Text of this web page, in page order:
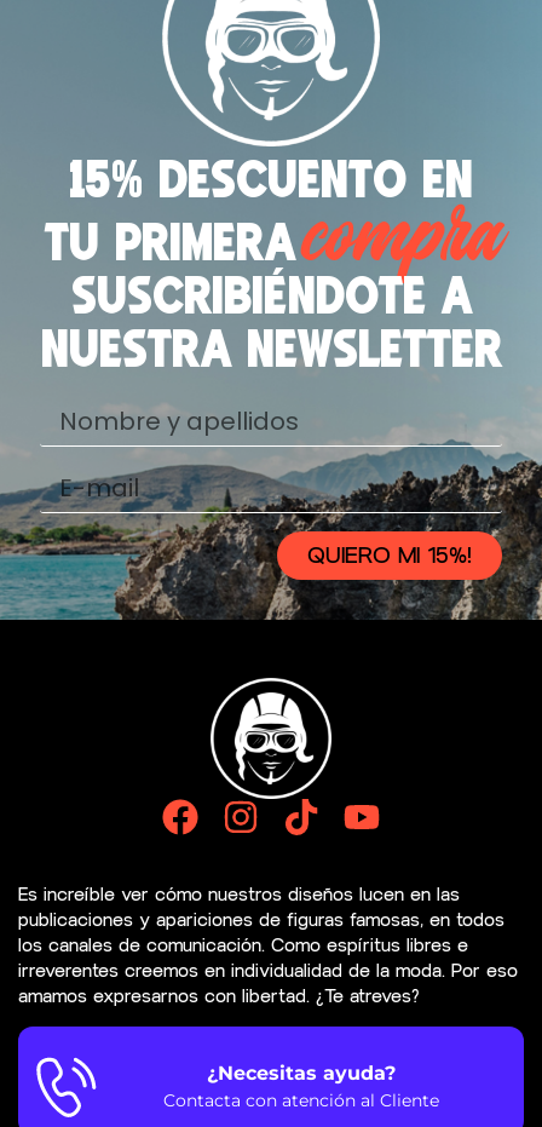
15% descuento en
tu primeracompra
suscribiéndote a
nuestra newsletter
QUIERO MI 15%!
Es increíble ver cómo nuestros diseños lucen en las
publicaciones y apariciones de figuras famosas, en todos
los canales de comunicación. Como espíritus libres e
irreverentes creemos en individualidad de la moda. Por eso
amamos expresarnos con libertad. ¿Te atreves?
¿Necesitas ayuda?
Contacta con atención al Cliente